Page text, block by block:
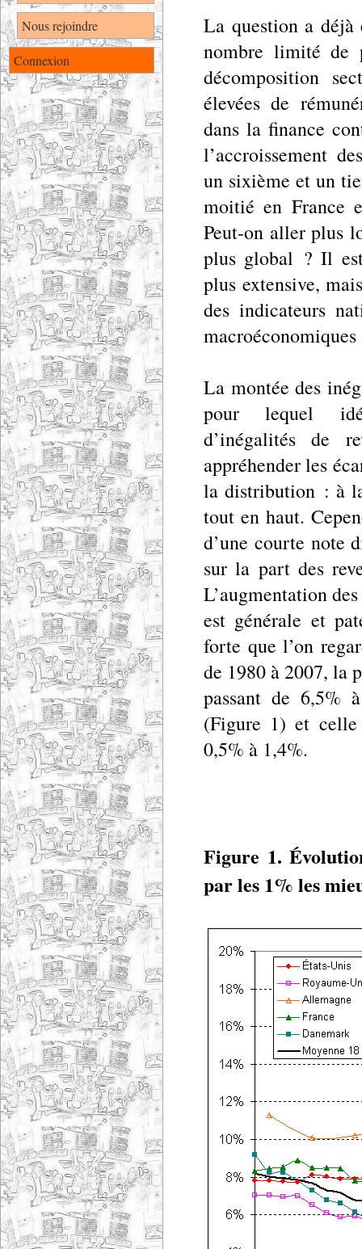
Nous rejoindre
Connexion
La question a déjà
nombre limité de
décomposition
élevées de
dans la finance
l’accroissement
un sixième et un
moitié en France
Peut-on aller plus
plus global ? Il
plus extensive,
des indicateurs
La montée des
pour lequel
d’inégalités de
appréhender les
la distribution : à
tout en haut.
d’une courte note
sur la part des
L’augmentation
est générale et
forte que l’on
de 1980 à 2007, la
passant de 6,5%
(Figure 1) et
0,5% à 1,4%.
Figure 1.
par les 1% les